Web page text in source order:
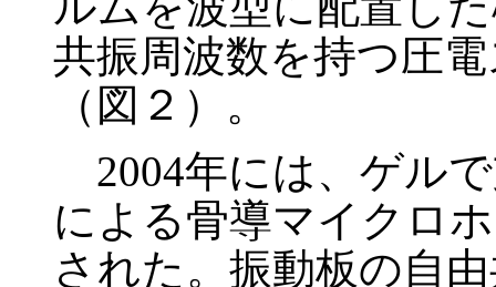
共振周波数を持つ圧
（図２）。
2004年には、ゲル
による骨導マイクロ
された。振動板の自